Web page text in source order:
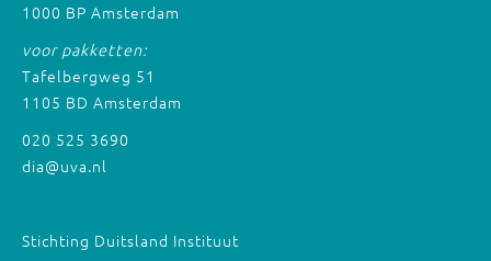
1000 BP Amsterdam
voor pakketten:
Tafelbergweg 51
1105 BD Amsterdam
020 525 3690
dia@uva.nl
Stichting Duitsland Instituut